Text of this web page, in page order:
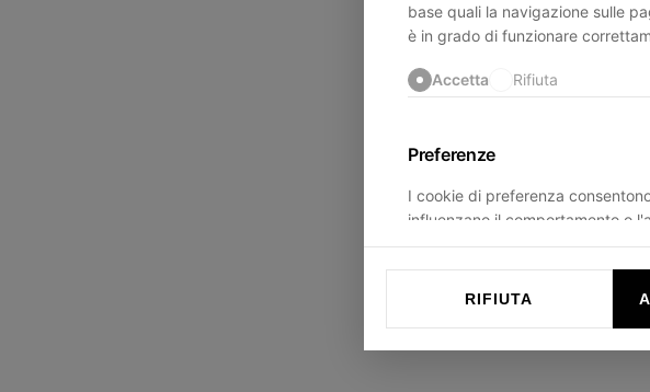
base quali la navigazione sulle
è in grado di funzionare
Accetta Rifiuta
Preferenze
I cookie di preferenza
influenzano il comportamento o
trovi.
RIFIUTA